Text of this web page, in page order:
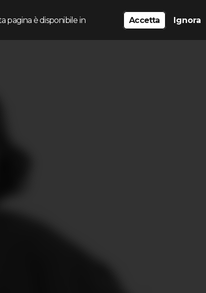
pagina è disponibile in Accetta Ignora